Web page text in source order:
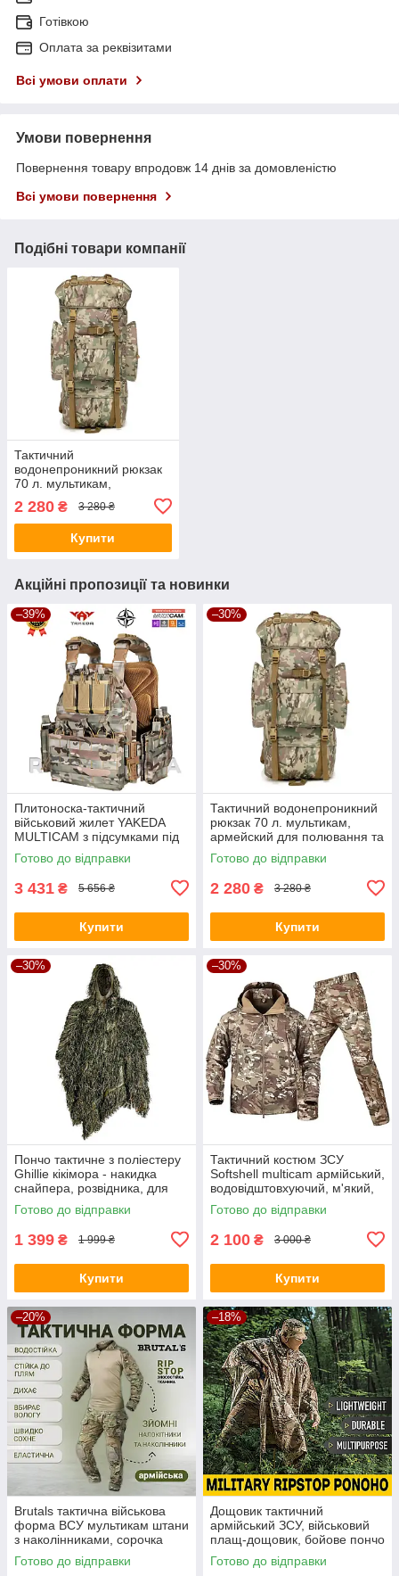
Готівкою
Оплата за реквізитами
Всі умови оплати
Умови повернення
Повернення товару впродовж 14 днів за домовленістю
Всі умови повернення
Подібні товари компанії
Тактичний
водонепроникний рюкзак
70 л. мультикам,
полювання та походів
2 280 ₴ 3 280 ₴
Купити
Акційні пропозиції та новинки
–39%
Плитоноска-тактичний
військовий жилет YAKEDA
MULTICAM з підсумками під
дев'ять ріжків АК, та
системою MOLLE
Готово до відправки
3 431 ₴ 5 656 ₴
Купити
–30%
Тактичний водонепроникний
рюкзак 70 л. мультикам,
армейский для полювання та
походів
Готово до відправки
2 280 ₴ 3 280 ₴
Купити
–30%
Пончо тактичне з поліестеру
Ghillie кікімора - накидка
снайпера, розвідника, для
полювання, зелений костюм
Готово до відправки
1 399 ₴ 1 999 ₴
Купити
–30%
Тактичний костюм ЗСУ
Softshell multicam армійський,
водовідштовхуючий, м'який,
непродувний, мультикам
демісезон
Готово до відправки
2 100 ₴ 3 000 ₴
Купити
–20%
Brutals тактична військова
форма ВСУ мультикам штани
з наколінниками, сорочка
Убакс, спандекс, Rip-Stop
Готово до відправки
–18%
Дощовик тактичний
армійський ЗСУ, військовий
плащ-дощовик, бойове пончо
мультикам multicam, укриття
та виживання
Готово до відправки